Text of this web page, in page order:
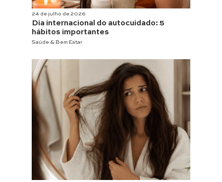
24 de julho de 2026
Dia internacional do autocuidado: 5
hábitos importantes
Saúde & Bem Estar